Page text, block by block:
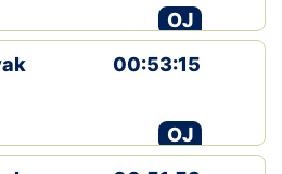
OJ
00:53:15
OJ